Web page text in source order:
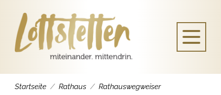
Startseite Rathaus
Rathauswegweiser